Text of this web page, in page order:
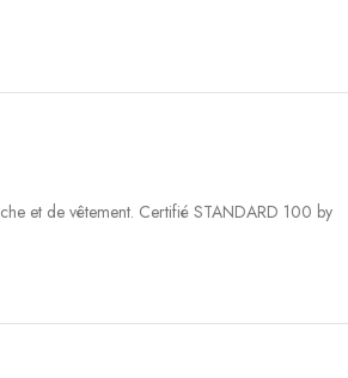
et de vêtement. Certifié STANDARD 100 by